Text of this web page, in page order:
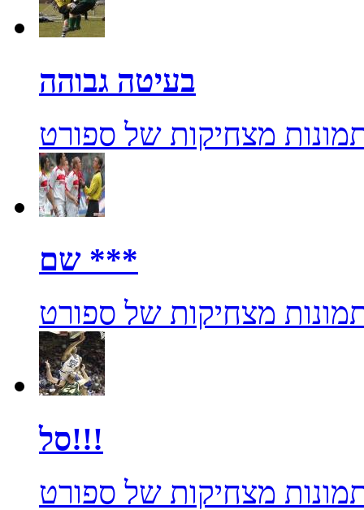
בעיטה גבוהה
מצחיקות של ספורט
שם ***
מצחיקות של ספורט
סל!!!
מצחיקות של ספורט